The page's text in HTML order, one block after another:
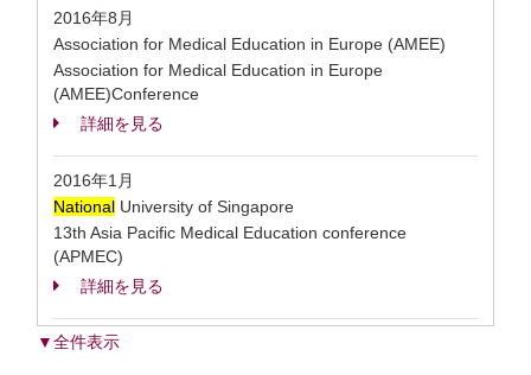
2016年8月
Association for Medical Education in Europe (AMEE)
Association for Medical Education in Europe
(AMEE)Conference
詳細を見る
2016年1月
National University of Singapore
13th Asia Pacific Medical Education conference
(APMEC)
詳細を見る
▼全件表示